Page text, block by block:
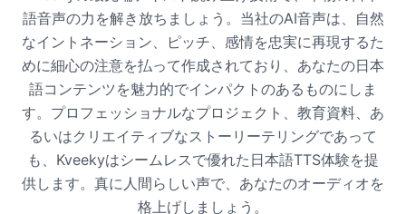
語音声の力を解き放ちましょう。当社のAI音声は、自然
なイントネーション、ピッチ、感情を忠実に再現するた
めに細心の注意を払って作成されており、あなたの日本
語コンテンツを魅力的でインパクトのあるものにしま
す。プロフェッショナルなプロジェクト、教育資料、あ
るいはクリエイティブなストーリーテリングであって
も、Kveekyはシームレスで優れた日本語TTS体験を提
供します。真に人間らしい声で、あなたのオーディオを
格上げしましょう。